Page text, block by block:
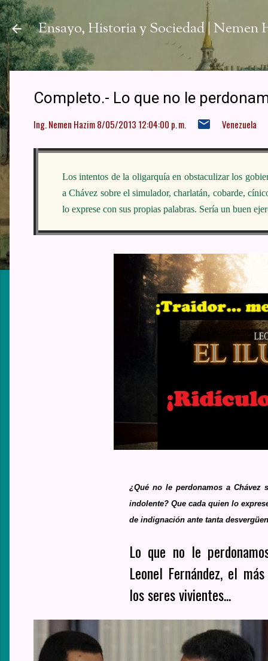
Ensayo, Historia y Sociedad | Nemen
Completo.- Lo que no le
Ing. Nemen Hazim8/05/2013 12:04:00 p. m. Venezuela
Los intentos de la oligarquía en obstaculizar los
a Chávez sobre el simulador, charlatán, cobarde,
lo exprese con sus propias palabras. Sería un buen
¿Qué no le perdonamos a Chávez
indolente? Que cada quien lo
de indignación ante tanta
Lo que no le
Leonel Fernández, el
los seres vivientes...